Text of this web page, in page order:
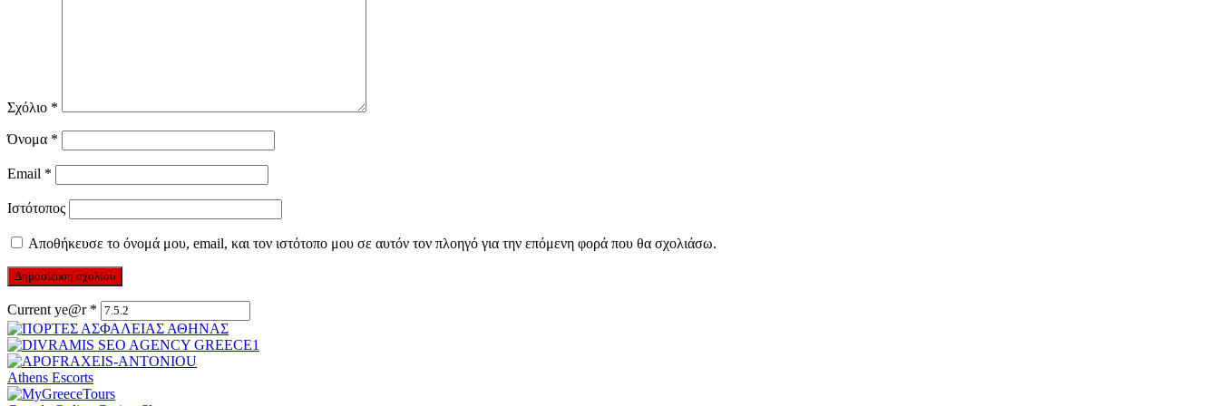
Σχόλιο *
Όνομα *
Email *
Ιστότοπος
Αποθήκευσε το όνομά μου, email, και τον ιστότοπο μου σε αυτόν τον πλοηγό για την επόμενη φορά που θα σχολιάσω.
Current ye@r *
Athens Escorts